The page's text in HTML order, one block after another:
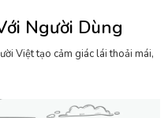
Người Dùng
Việt tạo cảm giác lái thoải mái,